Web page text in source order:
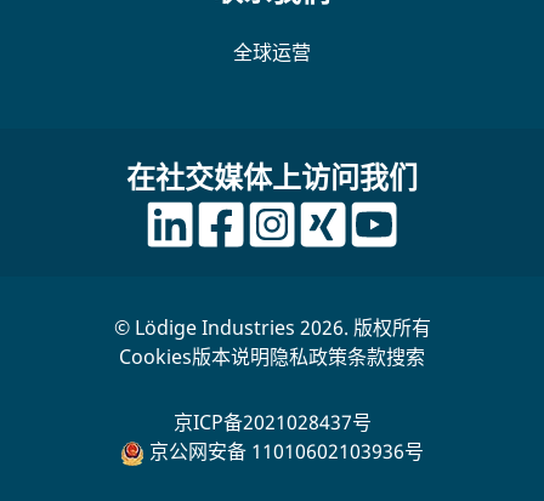
全球运营
在社交媒体上访问我们
© Lödige Industries 2026. 版权所有
Cookies版本说明隐私政策条款搜索
京ICP备2021028437号
京公网安备 11010602103936号